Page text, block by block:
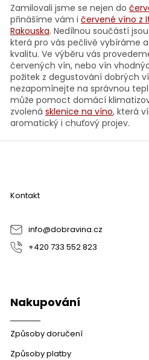
r
v
k
y
v
ý
p
i
s
u
Zamilovali jsme se nejen do
přinášíme vám i červené víno z
Rakouska. Nedílnou součástí
která pro vás pečlivě vybíráme
kvalitu. Ve výběru vás
červených vín, nebo vín
požitek z degustování dobrých
nezapomínejte na správnou
může pomoct domácí
zvolená sklenice na víno, která
aromatický i chuťový projev.
Z
Kontakt
info@dobravina.cz
+420 733 552 823
Nakupování
Způsoby doručení
Způsoby platby